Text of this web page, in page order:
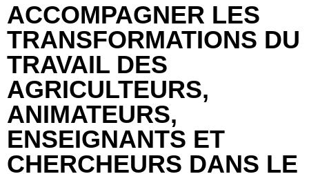
ACCOMPAGNER LES
TRANSFORMATIONS DU
TRAVAIL DES
AGRICULTEURS,
ANIMATEURS,
ENSEIGNANTS ET
CHERCHEURS DANS LE